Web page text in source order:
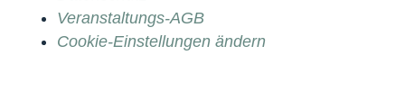
Veranstaltungs-AGB
Cookie-Einstellungen ändern